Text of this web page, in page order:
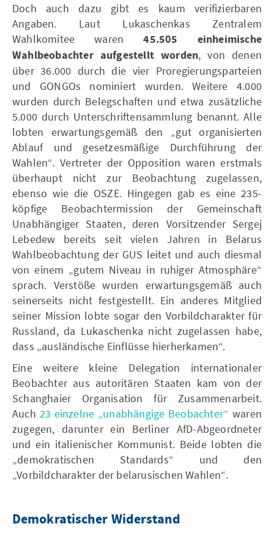
Doch auch dazu gibt es kaum verifizierbaren
Angaben. Laut Lukaschenkas Zentralem
Wahlkomitee waren45.505 einheimische
Wahlbeobachter aufgestellt worden, von denen
über 36.000 durch die vier Proregierungsparteien
und GONGOs nominiert wurden. Weitere 4.000
wurden durch Belegschaften und etwa zusätzliche
5.000 durch Unterschriftensammlung benannt. Alle
lobten erwartungsgemäß den „gut organisierten
Ablauf und gesetzesmäßige Durchführung der
Wahlen“. Vertreter der Opposition waren erstmals
überhaupt nicht zur Beobachtung zugelassen,
ebenso wie die OSZE. Hingegen gab es eine 235-
köpfige Beobachtermission der Gemeinschaft
Unabhängiger Staaten, deren Vorsitzender Sergej
Lebedew bereits seit vielen Jahren in Belarus
Wahlbeobachtung der GUS leitet und auch diesmal
von einem „gutem Niveau in ruhiger Atmosphäre“
sprach. Verstöße wurden erwartungsgemäß auch
seinerseits nicht festgestellt. Ein anderes Mitglied
seiner Mission lobte sogar den Vorbildcharakter für
Russland, da Lukaschenka nicht zugelassen habe,
dass „ausländische Einflüsse hierherkamen“.
Eine weitere kleine Delegation internationaler
Beobachter aus autoritären Staaten kam von der
Schanghaier Organisation für Zusammenarbeit.
Auch 23 einzelne „unabhängige Beobachter“ waren
zugegen, darunter ein Berliner AfD-Abgeordneter
und ein italienischer Kommunist. Beide lobten die
„demokratischen Standards“ und den
„Vorbildcharakter der belarusischen Wahlen“.
Demokratischer Widerstand